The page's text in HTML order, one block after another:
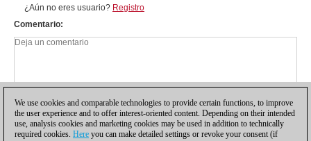
¿Aún no eres usuario? Registro
Comentario
We use cookies and comparable technologies to provide certain functions, to improve
the user experience and to offer interest-oriented content. Depending on their intended
use, analysis cookies and marketing cookies may be used in addition to technically
required cookies. Here you can make detailed settings or revoke your consent (if